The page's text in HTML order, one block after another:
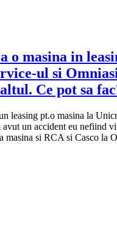
o masina in
ul si
Ce pot sa
leasing pt.o masina la
avut un accident eu nefiind
masina si RCA si Casco la